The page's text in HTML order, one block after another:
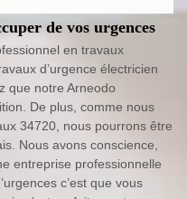
de vos urgences
en travaux
d’urgence électricien
que notre Arneodo
De plus, comme nous
34720, nous pourrons être
Nous avons conscience,
entreprise professionnelle
c’est que vous